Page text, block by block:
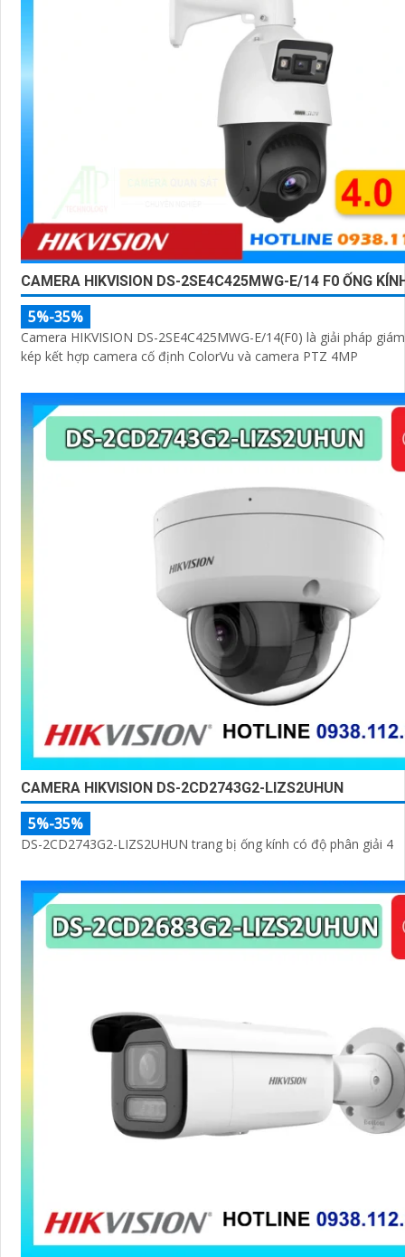
CAMERA HIKVISION DS-2SE4C425MWG-E/14 F0 ỐNG
5%-35%
Camera HIKVISION DS-2SE4C425MWG-E/14(F0) là giải pháp
kép kết hợp camera cố định ColorVu và camera PTZ 4MP
CAMERA HIKVISION DS-2CD2743G2-LIZS2UHUN
5%-35%
DS-2CD2743G2-LIZS2UHUN trang bị ống kính có độ phân giải 4